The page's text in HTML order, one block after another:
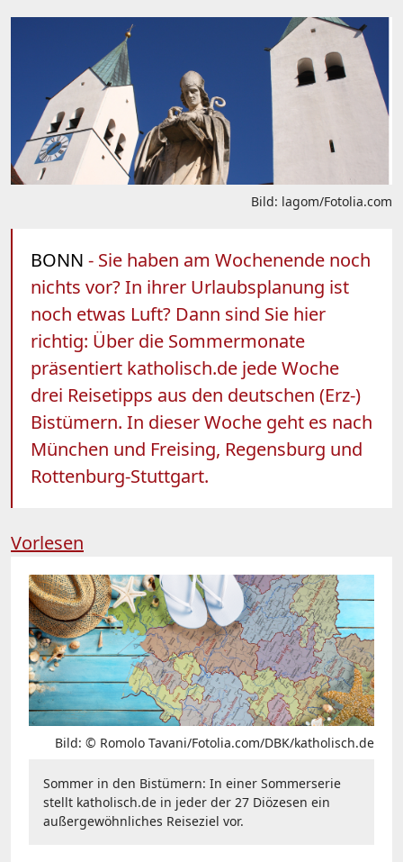
Bild: lagom/Fotolia.com
BONN - Sie haben am Wochenende noch
nichts vor? In ihrer Urlaubsplanung ist
noch etwas Luft? Dann sind Sie hier
richtig: Über die Sommermonate
präsentiert katholisch.de jede Woche
drei Reisetipps aus den deutschen (Erz-)
Bistümern. In dieser Woche geht es nach
München und Freising, Regensburg und
Rottenburg-Stuttgart.
Vorlesen
Bild: © Romolo Tavani/Fotolia.com/DBK/katholisch.de
Sommer in den Bistümern: In einer Sommerserie
stellt katholisch.de in jeder der 27 Diözesen ein
außergewöhnliches Reiseziel vor.